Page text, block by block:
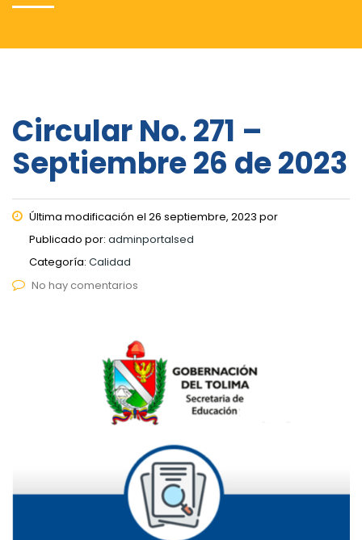
Circular No. 271 –
Septiembre 26 de 2023
Última modificación el 26 septiembre, 2023 por
Publicado por: adminportalsed
Categoría: Calidad
No hay comentarios